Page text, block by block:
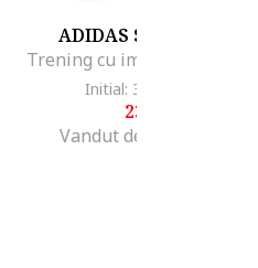
ADIDAS SPORTSWEAR
Initial: 337
239
Vandut de Fashion Days